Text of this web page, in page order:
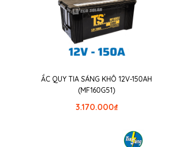
ẮC QUY TIA SÁNG KHÔ 12V-150AH
(MF160G51)
₫
3.170.000